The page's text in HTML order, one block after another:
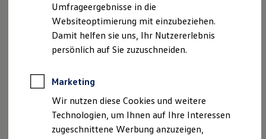
Elektroautos
ID. Tutorials
Elektrofahrzeugkonzepte
ID. EVERY1
Reichweite
Rekuperation
Laden unterwegs
Laden Zuhause
Ladestationen finden
Ladezeitensimulator
Sichtweite mit den optional erhältlichen „IQ.LIGHT – LED-
Matrix-Scheinwerfern“ profitieren.
Ein überarbeitetes Licht-Konzept kommt auch am Heck des
Variant mit den serienmäßigen LED-Rückleuchten
zum Einsatz. Für noch mehr Aufsehen sorgen die 3D-LED-
Rückleuchten mit dynamischer Blinkfunktion, die Ihnen mit
Umfrageergebnisse in die
Websiteoptimierung mit einzubeziehen.
Damit helfen sie uns, Ihr Nutzererlebnis
persönlich auf Sie zuzuschneiden.
Marketing
Wir nutzen diese Cookies und weitere
Technologien, um Ihnen auf Ihre Interessen
zugeschnittene Werbung anzuzeigen,